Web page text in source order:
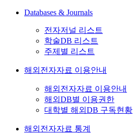
Databases & Journals
전자저널 리스트
학술DB 리스트
주제별 리스트
해외전자자료 이용안내
해외전자자료 이용안내
해외DB별 이용권한
대학별 해외DB 구독현황
해외전자자료 통계